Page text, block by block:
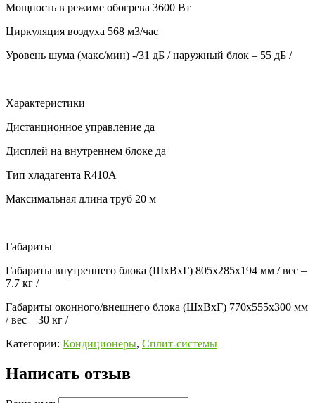
Мощность в режиме обогрева 3600 Вт
Циркуляция воздуха 568 м3/час
Уровень шума (макс/мин) -/31 дБ / наружный блок – 55 дБ /
Характеристики
Дистанционное управление да
Дисплей на внутреннем блоке да
Тип хладагента R410А
Максимальная длина труб 20 м
Габариты
Габариты внутреннего блока (ШхВхГ) 805x285x194 мм / вес –
7.7 кг /
Габариты оконного/внешнего блока (ШхВхГ) 770x555x300 мм
/ вес – 30 кг /
Категории: Кондиционеры, Сплит-системы
Написать отзыв